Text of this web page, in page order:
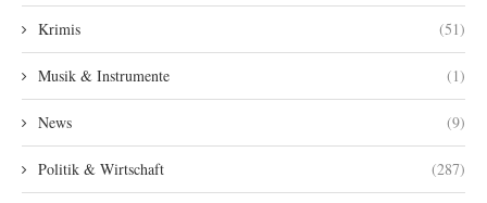
Krimis (51)
Musik & Instrumente (1)
News (9)
Politik & Wirtschaft (287)